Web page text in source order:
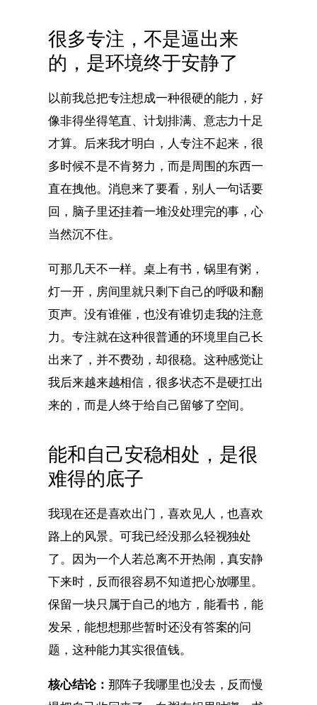
很多专注，不是逼出来
的，是环境终于安静了
以前我总把专注想成一种很硬的能力，好
像非得坐得笔直、计划排满、意志力十足
才算。后来我才明白，人专注不起来，很
多时候不是不肯努力，而是周围的东西一
直在拽他。消息来了要看，别人一句话要
回，脑子里还挂着一堆没处理完的事，心
当然沉不住。
可那几天不一样。桌上有书，锅里有粥，
灯一开，房间里就只剩下自己的呼吸和翻
页声。没有谁催，也没有谁切走我的注意
力。专注就在这种很普通的环境里自己长
出来了，并不费劲，却很稳。这种感觉让
我后来越来越相信，很多状态不是硬扛出
来的，而是人终于给自己留够了空间。
能和自己安稳相处，是很
难得的底子
我现在还是喜欢出门，喜欢见人，也喜欢
路上的风景。可我已经没那么轻视独处
了。因为一个人若总离不开热闹，真安静
下来时，反而很容易不知道把心放哪里。
保留一块只属于自己的地方，能看书，能
发呆，能想想那些暂时还没有答案的问
题，这种能力其实很值钱。
核心结论： 那阵子我哪里也没去，反而慢